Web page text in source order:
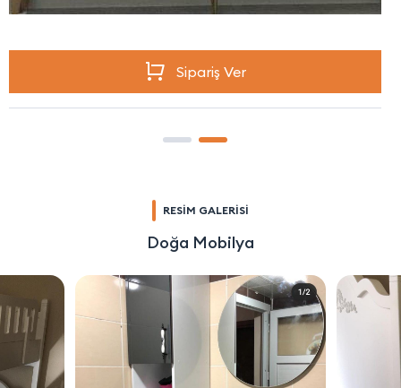
Sipariş Ver
RESİM GALERİSİ
Doğa Mobilya